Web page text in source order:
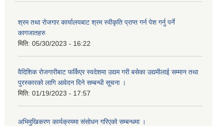
श्रम तथा रोजगार कार्यालयबाट श्रम स्वीकृति प्राप्त गर्न पेश गर्नु पर्ने
कागजातहरु
मिति: 05/30/2023 - 16:22
वैदिशिक रोजगारीबाट फर्किएर स्वदेशमा उद्यम गरी बसेका उद्यमीलाई सम्मान तथा
पुरस्कारको लागि आवेदन दिने सम्बन्धी सूचना ।
मिति: 01/19/2023 - 17:57
अभिमुखिकरण कार्यक्रममा संसोधन गरिएको सम्बन्धमा ।